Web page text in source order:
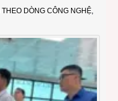
THEO DÒNG CÔNG NGHỆ